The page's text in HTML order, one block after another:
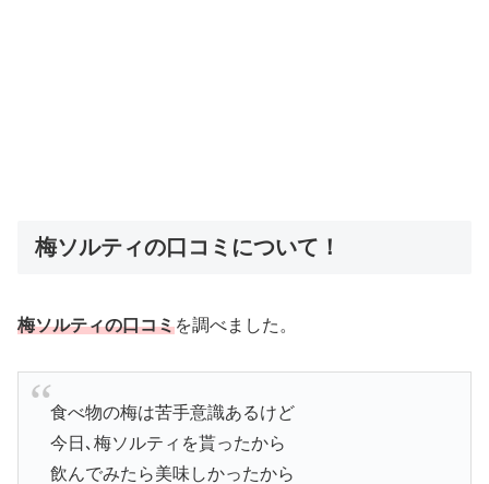
梅ソルティの口コミについて！
梅ソルティの口コミを調べました。
食べ物の梅は苦手意識あるけど
今日､梅ソルティを貰ったから
飲んでみたら美味しかったから